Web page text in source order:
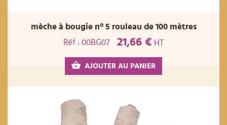
mèche à bougie n° 5 rouleau de 100 mètres
Réf : 00BG07
21,66 € HT
AJOUTER AU PANIER